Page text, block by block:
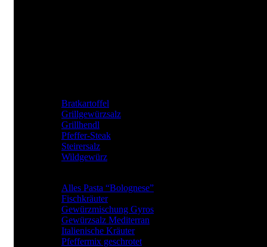
Bratkartoffel
Grillgewürzsalz
Grillhendl
Pfeffer-Steak
Steirersalz
Wildgewürz
Alles Pasta “Bolognese”
Fischkräuter
Gewürzmischung Gyros
Gewürzsalz Mediterran
Italienische Kräuter
Pfeffermix geschrotet